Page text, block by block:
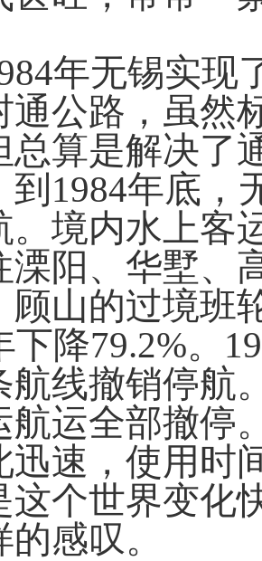
年无锡实现了
通公路，虽然
总算是解决了
到1984年底，
。境内水上客
溧阳、华墅、
顾山的过境班
下降79.2%。
航线撤销停航
航运全部撤停
迅速，使用时
这个世界变化
感叹。